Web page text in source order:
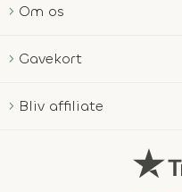
Om os
Gavekort
Bliv affiliate